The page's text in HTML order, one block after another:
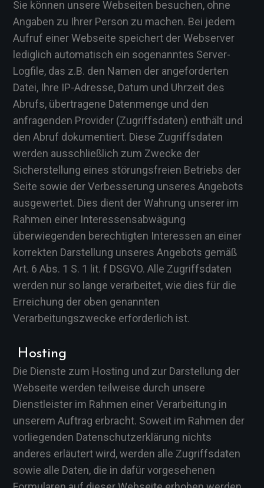
Sie können unsere Webseiten besuchen, ohne
Angaben zu Ihrer Person zu machen. Bei jedem
Aufruf einer Webseite speichert der Webserver
lediglich automatisch ein sogenanntes Server-
Logfile, das z.B. den Namen der angeforderten
Datei, Ihre IP-Adresse, Datum und Uhrzeit des
Abrufs, übertragene Datenmenge und den
anfragenden Provider (Zugriffsdaten) enthält und
den Abruf dokumentiert. Diese Zugriffsdaten
werden ausschließlich zum Zwecke der
Sicherstellung eines störungsfreien Betriebs der
Seite sowie der Verbesserung unseres Angebots
ausgewertet. Dies dient der Wahrung unserer im
Rahmen einer Interessensabwägung
überwiegenden berechtigten Interessen an einer
korrekten Darstellung unseres Angebots gemäß
Art. 6 Abs. 1 S. 1 lit. f DSGVO. Alle Zugriffsdaten
werden nur so lange verarbeitet, wie dies für die
Erreichung der oben genannten
Verarbeitungszwecke erforderlich ist.
Hosting
Die Dienste zum Hosting und zur Darstellung der
Webseite werden teilweise durch unsere
Dienstleister im Rahmen einer Verarbeitung in
unserem Auftrag erbracht. Soweit im Rahmen der
vorliegenden Datenschutzerklärung nichts
anderes erläutert wird, werden alle Zugriffsdaten
sowie alle Daten, die in dafür vorgesehenen